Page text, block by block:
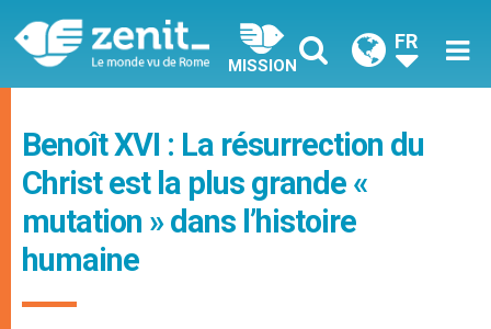
MISSION
FR
Benoît XVI : La résurrection du
Christ est la plus grande «
mutation » dans l’histoire
humaine